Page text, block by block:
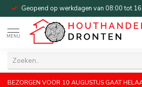
Geopend op werkdagen van 08:00 tot
MENU
BEZORGEN VOOR 10 AUGUSTUS GAAT